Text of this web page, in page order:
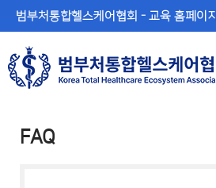
바
가
기
바
가
기
범부처통합헬스케어협회 - 교육 홈페이지
FAQ